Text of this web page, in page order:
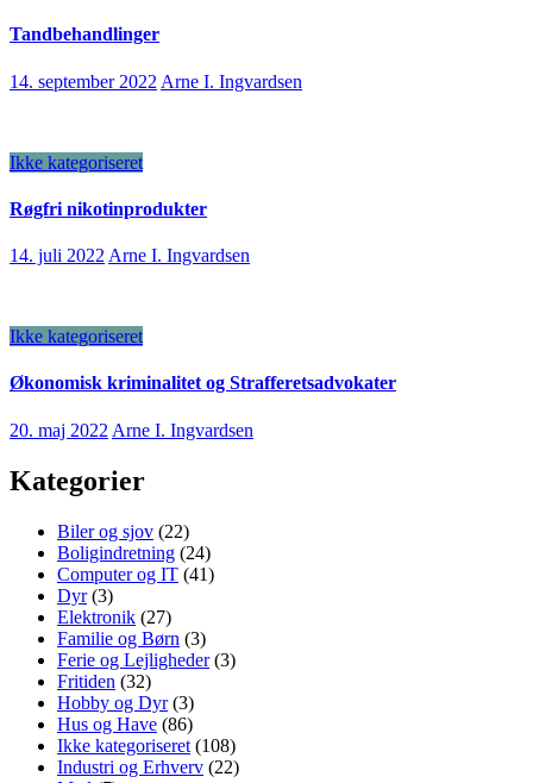
Tandbehandlinger
14. september 2022 Arne I. Ingvardsen
Ikke kategoriseret
Røgfri nikotinprodukter
14. juli 2022 Arne I. Ingvardsen
Ikke kategoriseret
Økonomisk kriminalitet og Strafferetsadvokater
20. maj 2022 Arne I. Ingvardsen
Kategorier
Biler og sjov (22)
Boligindretning (24)
Computer og IT (41)
Dyr(3)
Elektronik (27)
Familie og Børn (3)
Ferie og Lejligheder(3)
Fritiden (32)
Hobby og Dyr(3)
Hus og Have (86)
Ikke kategoriseret (108)
Industri og Erhverv (22)